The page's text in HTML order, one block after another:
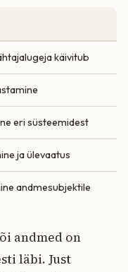
käivitub
eri süsteemidest
ja ülevaatus
andmesubjektile
andmed on
läbi. Just